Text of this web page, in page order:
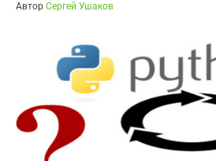
Автор Сергей Ушаков